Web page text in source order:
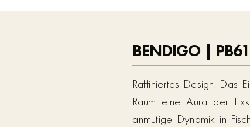
BENDIGO |
Raffiniertes Design. Das
Raum eine Aura der
anmutige Dynamik in